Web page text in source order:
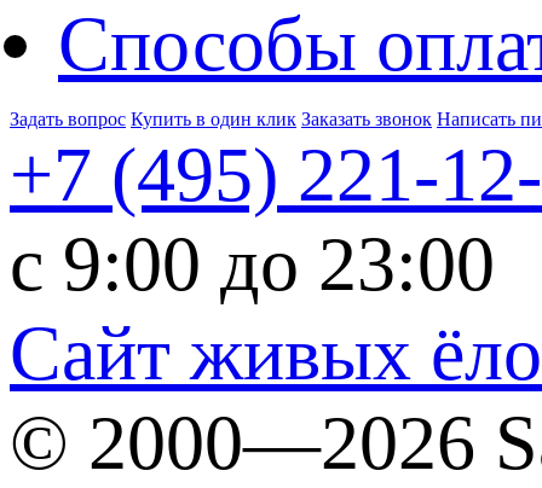
Способы
Задать вопрос Купить в один клик Заказать звонок Написать
+7 (495) 221-
c 9:00 до 23:00
Сайт живых
© 2000—2026